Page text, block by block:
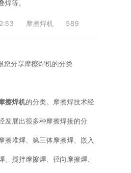
(中国)
焊等。
摩擦焊机 589
您分享摩擦焊机的分类
擦焊机的分类。摩擦焊技术经
发展出很多种摩擦焊接的分
擦堆焊、第三体摩擦焊、嵌入
、搅拌摩擦焊、径向摩擦焊、